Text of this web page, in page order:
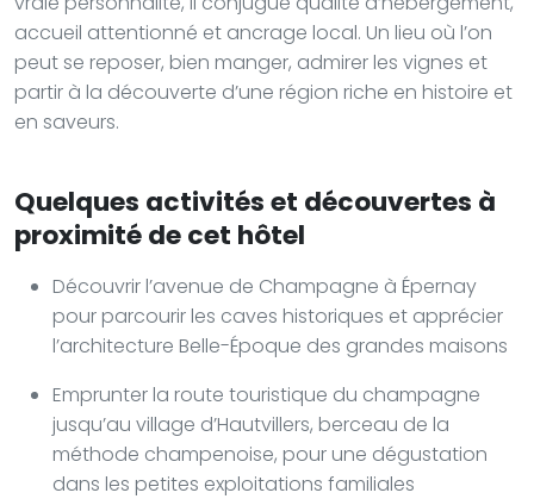
accueil attentionné et ancrage local. Un lieu où l’on
peut se reposer, bien manger, admirer les vignes et
partir à la découverte d’une région riche en histoire et
en saveurs.
Quelques activités et découvertes à
proximité de cet hôtel
Découvrir l’avenue de Champagne à Épernay
pour parcourir les caves historiques et apprécier
l’architecture Belle-Époque des grandes maisons
Emprunter la route touristique du champagne
jusqu’au village d’Hautvillers, berceau de la
méthode champenoise, pour une dégustation
dans les petites exploitations familiales